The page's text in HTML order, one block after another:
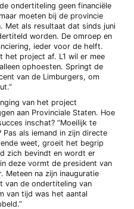
ondertiteling geen financiële
moeten bij de provincie
Met als resultaat dat sinds juni
worden. De omroep en
ieder voor de helft.
het project af. L1 wil er mee
ophoesten. Springt de
van de Limburgers, om
van het project
aan Provinciale Staten. Hoe
inschat? “Moeilijk te
als iemand in zijn directe
weet, groeit het begrip
zich bevindt en wordt er
deze vormt de president van
Meteen na zijn inauguratie
van de ondertiteling van
van tijd was het aantal